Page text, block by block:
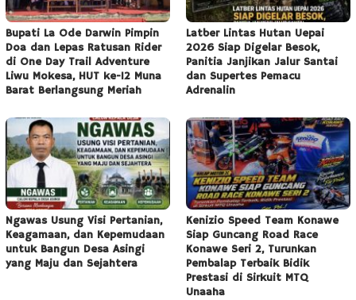
Bupati La Ode Darwin Pimpin
Doa dan Lepas Ratusan Rider
di One Day Trail Adventure
Liwu Mokesa, HUT ke-12 Muna
Barat Berlangsung Meriah
Latber Lintas Hutan Uepai
2026 Siap Digelar Besok,
Panitia Janjikan Jalur Santai
dan Supertes Pemacu
Adrenalin
Ngawas Usung Visi Pertanian,
Keagamaan, dan Kepemudaan
untuk Bangun Desa Asingi
yang Maju dan Sejahtera
Kenizio Speed Team Konawe
Siap Guncang Road Race
Konawe Seri 2, Turunkan
Pembalap Terbaik Bidik
Prestasi di Sirkuit MTQ
Unaaha